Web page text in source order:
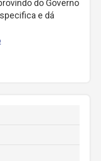
do Governo
e dá